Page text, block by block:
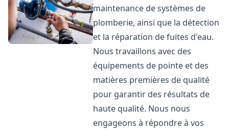
maintenance de systèmes de
plomberie, ainsi que la détection
et la réparation de fuites d'eau.
Nous travaillons avec des
équipements de pointe et des
matières premières de qualité
pour garantir des résultats de
haute qualité. Nous nous
engageons à répondre à vos